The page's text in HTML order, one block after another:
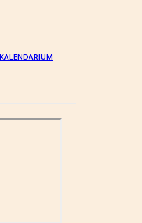
KALENDARIUM